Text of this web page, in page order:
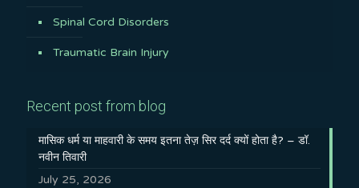
Spinal Cord Disorders
Traumatic Brain Injury
Recent post from blog
मासिक धर्म या माहवारी के समय इतना तेज़ सिर दर्द क्यों होता है? – डॉ.
नवीन तिवारी
July 25, 2026